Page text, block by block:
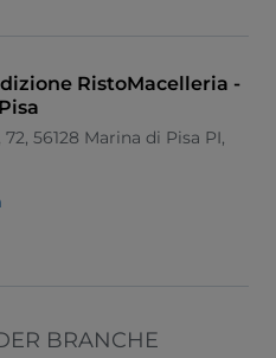
RistoMacelleria -
56128 Marina di Pisa PI,
BRANCHE